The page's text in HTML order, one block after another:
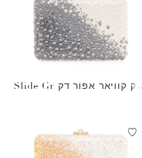
תיק קוויאר אפור דק Slide Gr